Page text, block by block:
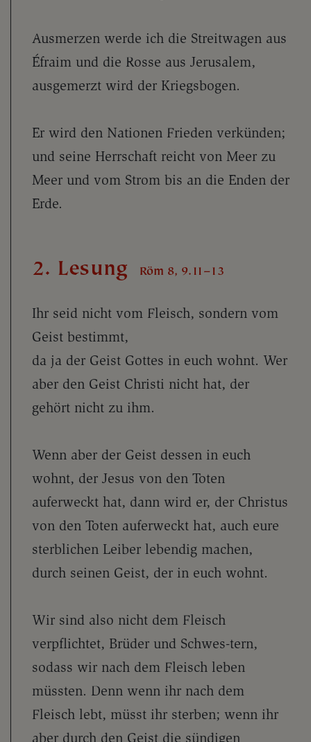
Ausmerzen werde ich die Streitwagen aus
Éfraim und die Rosse aus Jerusalem,
ausgemerzt wird der Kriegsbogen.
Er wird den Nationen Frieden verkünden;
und seine Herrschaft reicht von Meer zu
Meer und vom Strom bis an die Enden der
Erde.
2. Lesung Röm 8, 9.11–13
Ihr seid nicht vom Fleisch, sondern vom
Geist bestimmt,
da ja der Geist Gottes in euch wohnt. Wer
aber den Geist Christi nicht hat, der
gehört nicht zu ihm.
Wenn aber der Geist dessen in euch
wohnt, der Jesus von den Toten
auferweckt hat, dann wird er, der Christus
von den Toten auferweckt hat, auch eure
sterblichen Leiber lebendig machen,
durch seinen Geist, der in euch wohnt.
Wir sind also nicht dem Fleisch
verpflichtet, Brüder und Schwes-tern,
sodass wir nach dem Fleisch leben
müssten. Denn wenn ihr nach dem
Fleisch lebt, müsst ihr sterben; wenn ihr
aber durch den Geist die sündigen